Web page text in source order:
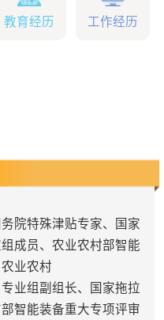
教育经历 工作经历
院特殊津贴专家、国家
成员、农业农村部智能
业农村
业组副组长、国家拖拉
智能装备重大专项评审